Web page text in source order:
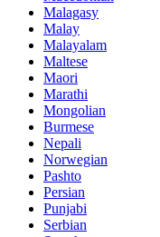
Malagasy
Malay
Malayalam
Maltese
Maori
Marathi
Mongolian
Burmese
Nepali
Norwegian
Pashto
Persian
Punjabi
Serbian